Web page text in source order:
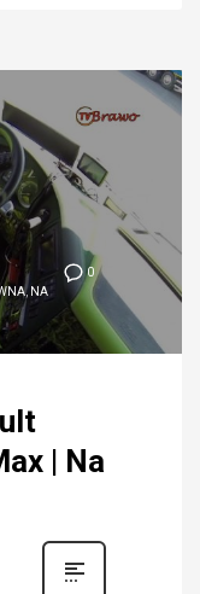
0
, NA
| Na